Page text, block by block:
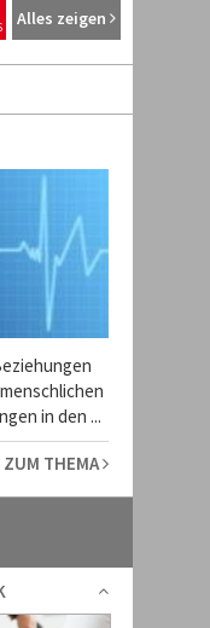
Alles zeigen
in den ...
ZUM THEMA